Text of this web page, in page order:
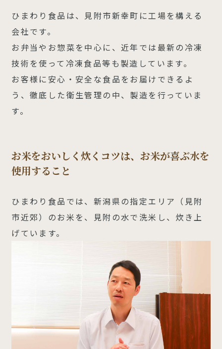
ひまわり食品は、見附市新幸町に工場を構える
会社です。
お弁当やお惣菜を中心に、近年では最新の冷凍
技術を使って冷凍食品等も製造しています。
お客様に安心・安全な食品をお届けできるよ
う、徹底した衛生管理の中、製造を行っていま
す。
お米をおいしく炊くコツは、お米が喜ぶ水を
使用すること
ひまわり食品では、新潟県の指定エリア（見附
市近郊）のお米を、見附の水で洗米し、炊き上
げています。